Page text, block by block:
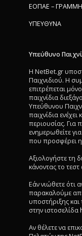
ΕΟΠΑΕ – ΓΡΑΜΜΗ
ΥΠΕΥΘΥΝΑ
Υπεύθυνο
Η NetBet.gr
Παιχνιδιού. Η
επιτρέπεται
παιχνίδια
Υπεύθυνου
παιχνίδια
περιουσίας. Για
ενημερωθείτε
που προσφέρει η
Αξιολογήστε τη
κάνοντας το
Εάν νιώθετε ότι
παρακαλούμε
υποστήριξης
στην ιστοσελίδα
Αν θέλετε να